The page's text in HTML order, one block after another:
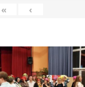
« ‹